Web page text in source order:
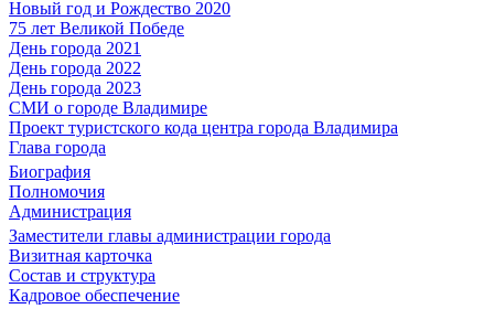
Новый год и Рождество 2020
75 лет Великой Победе
День города 2021
День города 2022
День города 2023
СМИ о городе Владимире
Проект туристского кода центра города Владимира
Глава города
Биография
Полномочия
Администрация
Заместители главы администрации города
Визитная карточка
Состав и структура
Кадровое обеспечение